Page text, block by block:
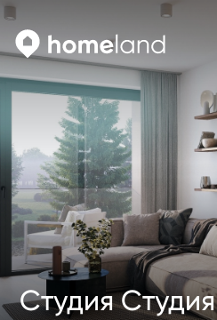
Студия Студия
Искать